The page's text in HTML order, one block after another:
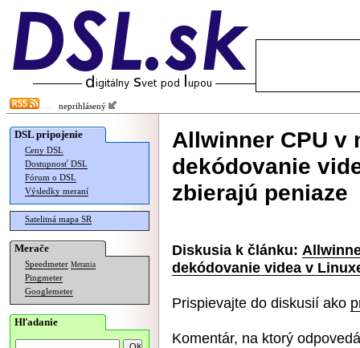
neprihlásený
DSL pripojenie
Ceny DSL
Dostupnosť DSL
Fórum o DSL
Výsledky meraní
Satelitná mapa SR
Merače
Speedmeter Merania
Pingmeter
Googlemeter
Hľadanie
Allwinner CPU v
dekódovanie
zbierajú peniaze
Diskusia k článku:
dekódovanie videa v
Prispievajte do diskusií ako
Komentár, na ktorý